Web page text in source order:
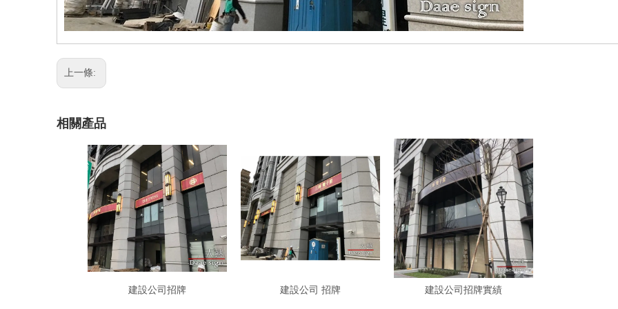
上一條:
相關產品
建設公司招牌 建設公司 招牌 建設公司招牌實績